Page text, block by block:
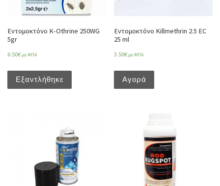
Εντομοκτόνο K-Othrine 250WG
5gr
6.50€ με ΦΠΑ
Εξαντλήθηκε
Εντομοκτόνο Killmethrin 2.5 EC
25 ml
3.50€ με ΦΠΑ
Αγορά